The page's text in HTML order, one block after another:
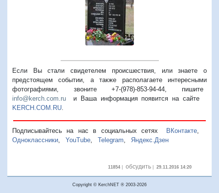
Если Вы стали свидетелем происшествия, или знаете о
предстоящем событии, а также располагаете интересными
фотографиями, звоните +7-(978)-853-94-44, пишите
info@kerch.com.ru и Ваша информация появится на сайте
KERCH.COM.RU
Подписывайтесь на нас в социальных сетях ВКонтакте,
Одноклассники
YouTube Telegram Яндекс.Дзен
11854 |обсудить |29.11.2016 14:20
Copyright © KerchNET ® 2003-2026